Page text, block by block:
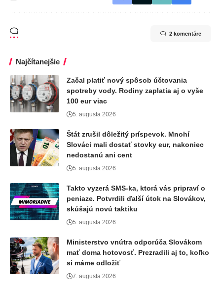
2 komentáre
Najčítanejšie
Začal platiť nový spôsob účtovania
spotreby vody. Rodiny zaplatia aj o vyše
100 eur viac
5. augusta 2026
Štát zrušil dôležitý príspevok. Mnohí
Slováci mali dostať stovky eur, nakoniec
nedostanú ani cent
5. augusta 2026
Takto vyzerá SMS-ka, ktorá vás pripraví o
peniaze. Potvrdili ďalší útok na Slovákov,
skúšajú novú taktiku
5. augusta 2026
Ministerstvo vnútra odporúča Slovákom
mať doma hotovosť. Prezradili aj to, koľko
si máme odložiť
7. augusta 2026